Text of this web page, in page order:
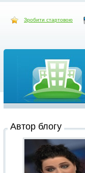
Зробити стартовою
Автор блогу